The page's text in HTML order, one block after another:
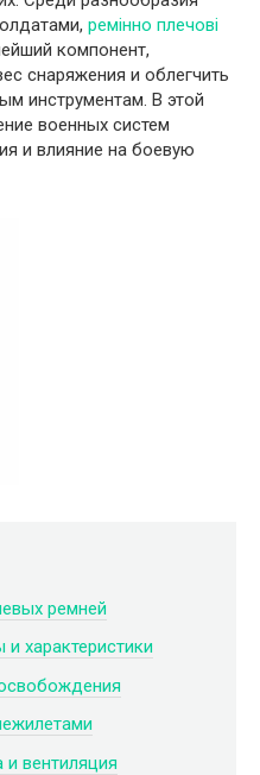
ремінно плечові
компонент,
снаряжения и облегчить
инструментам. В этой
военных систем
и влияние на боевую
ремней
характеристики
вентиляция